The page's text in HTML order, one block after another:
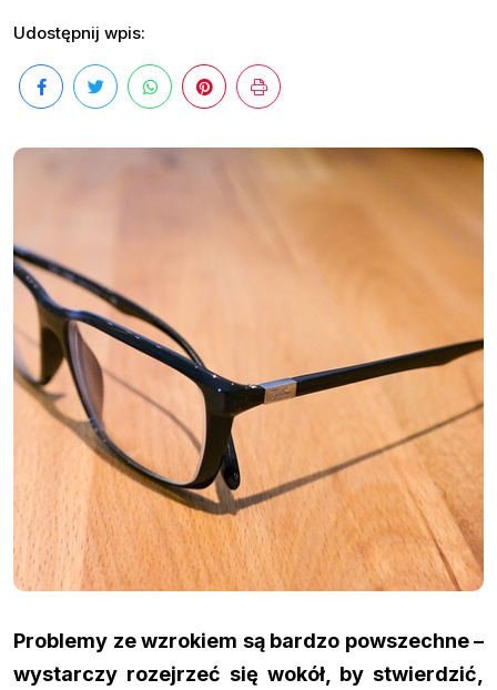
Udostępnij wpis:
Problemy ze wzrokiem są bardzo powszechne –
wystarczy rozejrzeć się wokół, by stwierdzić,